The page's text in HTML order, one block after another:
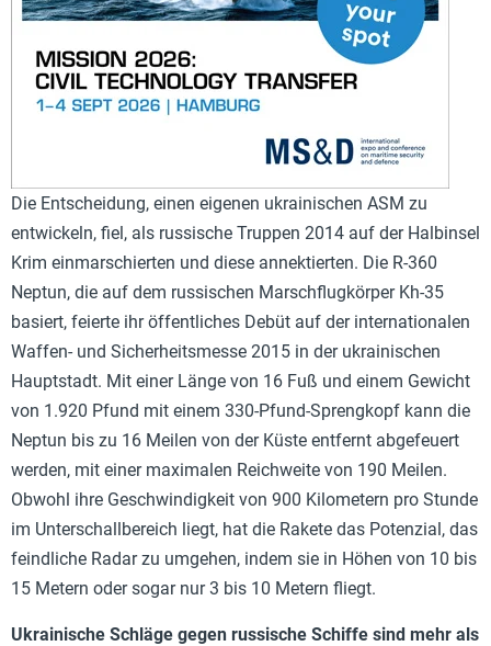
Die Entscheidung, einen eigenen ukrainischen ASM zu
entwickeln, fiel, als russische Truppen 2014 auf der Halbinsel
Krim einmarschierten und diese annektierten. Die R-360
Neptun, die auf dem russischen Marschflugkörper Kh-35
basiert, feierte ihr öffentliches Debüt auf der internationalen
Waffen- und Sicherheitsmesse 2015 in der ukrainischen
Hauptstadt. Mit einer Länge von 16 Fuß und einem Gewicht
von 1.920 Pfund mit einem 330-Pfund-Sprengkopf kann die
Neptun bis zu 16 Meilen von der Küste entfernt abgefeuert
werden, mit einer maximalen Reichweite von 190 Meilen.
Obwohl ihre Geschwindigkeit von 900 Kilometern pro Stunde
im Unterschallbereich liegt, hat die Rakete das Potenzial, das
feindliche Radar zu umgehen, indem sie in Höhen von 10 bis
15 Metern oder sogar nur 3 bis 10 Metern fliegt.
Ukrainische Schläge gegen russische Schiffe sind mehr als